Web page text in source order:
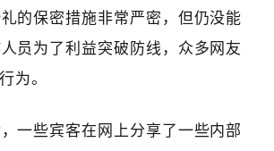
的保密措施非常严密，但仍没能
员为了利益突破防线，众多网友
为。
一些宾客在网上分享了一些内部